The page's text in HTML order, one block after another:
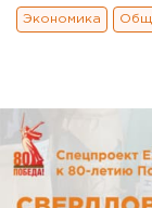
Экономика